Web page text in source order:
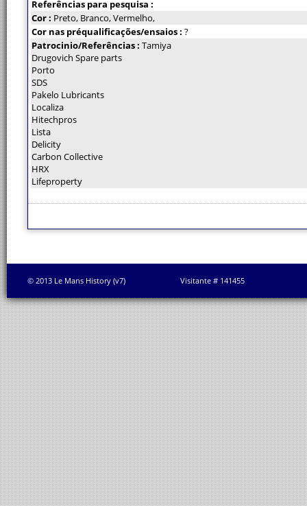
Referências para pesquisa :
Cor : Preto, Branco, Vermelho,
Cor nas préqualificações/ensaios : ?
Patrocinio/Referências : Tamiya
Drugovich Spare parts
Porto
SDS
Pakelo Lubricants
Localiza
Hitechpros
Lista
Delicity
Carbon Collective
HRX
Lifeproperty
© 2013 Le Mans History (v7) Visitante # 141455